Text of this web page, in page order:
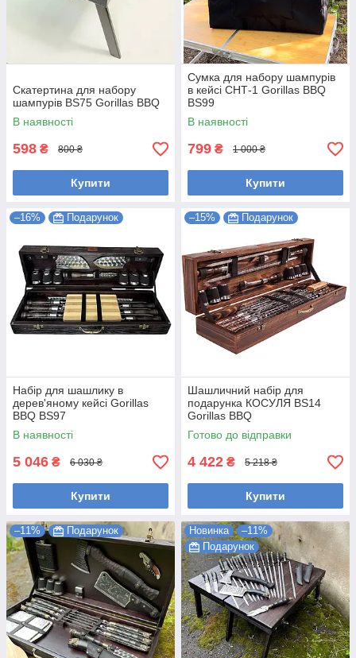
Скатертина для набору
шампурів BS75 Gorillas BBQ
В наявності
598 ₴ 800 ₴
Купити
Сумка для набору шампурів
в кейсі СНТ-1 Gorillas BBQ
BS99
В наявності
799 ₴ 1 000 ₴
Купити
–16% Подарунок
Набір для шашлику в
дерев'яному кейсі Gorillas
BBQ BS97
В наявності
5 046 ₴ 6 030 ₴
Купити
–15% Подарунок
Шашличний набір для
подарунка КОСУЛЯ BS14
Gorillas BBQ
Готово до відправки
4 422 ₴ 5 218 ₴
Купити
–11% Подарунок Новинка
–11%
Подарунок